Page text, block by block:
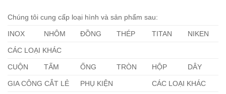
Chúng tôi cung cấp loại hình và sản phẩm sau:
INOX NHÔM ĐỒNG THÉP TITAN NIKEN
CÁC LOẠI KHÁC
CUỘN TẤM ỐNG TRÒN HỘP DÂY
GIA CÔNG CẮT LẺ PHỤ KIỆN CÁC LOẠI KHÁC